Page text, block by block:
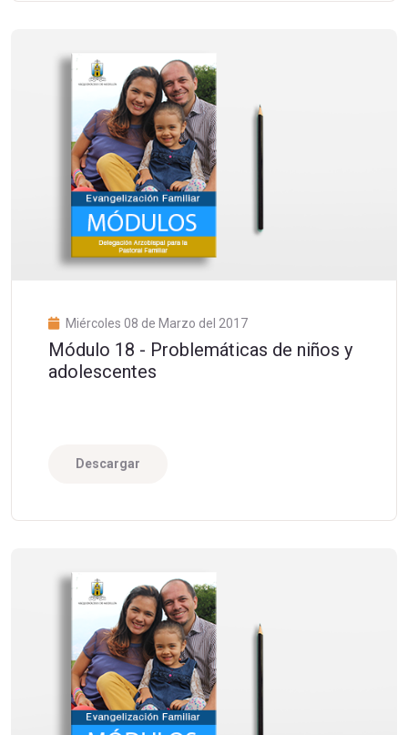
Miércoles 08 de Marzo del 2017
Módulo 18 - Problemáticas de niños y
adolescentes
Descargar